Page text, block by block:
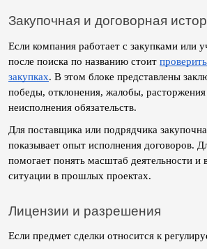
Закупочная и договорная
Если компания работает с закупками или
после поиска по названию стоит
закупках. В этом блоке представлены
победы, отклонения, жалобы,
неисполнения обязательств.
Для поставщика или подрядчика
показывает опыт исполнения договоров.
помогает понять масштаб деятельности
ситуации в прошлых проектах.
Лицензии и разрешения
Если предмет сделки относится к